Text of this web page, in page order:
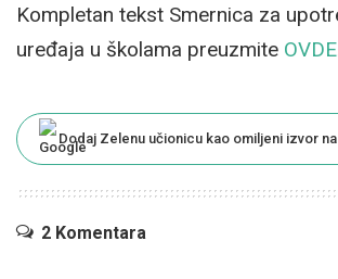
Kompletan tekst Smernica za
uređaja u školama preuzmite OVDE
Dodaj Zelenu učionicu kao omiljeni izvor
2 Komentara